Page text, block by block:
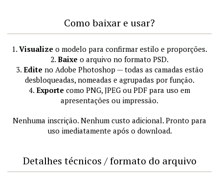
Como baixar e usar?
1. Visualize o modelo para confirmar estilo e proporções.
2. Baixe o arquivo no formato PSD.
3. Edite no Adobe Photoshop — todas as camadas estão
desbloqueadas, nomeadas e agrupadas por função.
4. Exporte como PNG, JPEG ou PDF para uso em
apresentações ou impressão.
Nenhuma inscrição. Nenhum custo adicional. Pronto para
uso imediatamente após o download.
Detalhes técnicos / formato do arquivo